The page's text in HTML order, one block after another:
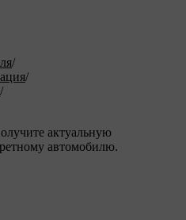
/
/
/
актуальную
автомобилю.